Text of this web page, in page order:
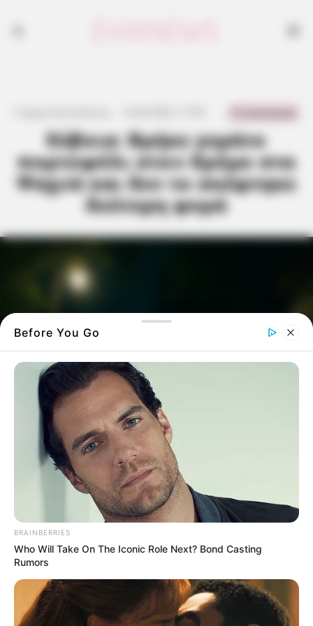
Εύβοια: Βρήκε γεμάτο
πορτοφόλι στον δρόμο στα
Ψαχνά και δεν το σκέφτηκε
δεύτερη φορά
Βρήκε γεμάτο πορτοφόλι στον δρόμο και
δεν το σκέφτηκε δεύτερη φορά: Η κίνηση
που έκανε τον Δήμαρχο να υποκλιθεί
Before You Go
BRAINBERRIES
Who Will Take On The Iconic Role Next? Bond Casting
Rumors